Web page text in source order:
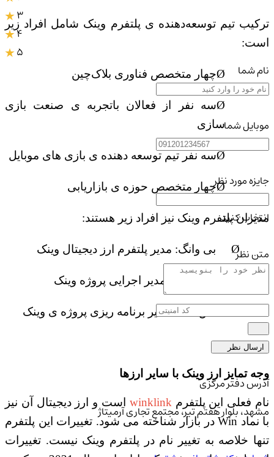
ترکیب تیم توسعه‌دهنده ی پلتفرم وینک شامل افراد زیر
است:
Øچهار متخصص فناوری بلاک‌چین
Øسه نفر از
فعالان باتجربه ی صنعت بازی‌
سازی
Øسه نفر تیم توسعه ‌دهنده ی بازی های موبایل
Øچهار متخصص حوزه ی بازاریابی
مدیران پلتفرم وینک نیز افراد زیر هستند:
Ø بی وانگ: مدیر پلتفرم ارز دیجیتال وینک
الکس یی: مدیر اجرایی پروژه وینک
اس تانگ: مدیر برنامه‌ ریزی پروژه ی وینک
وجه تمایز ارز وینک با سایر ارزها
نام فعلی این پلتفرمwinklinkاست و ارز دیجیتال آن نیز
با نمادWinدر بازار شناخته می شود. تغییرات این پلتفرم
تنها خلاصه به تغییر نام در پلتفرم وینک نیست. تغییرات
3
4
5
نام شما
موبایل شما
جایزه مورد نظر
انتخاب کنید
متن نظر
ارسال نظر
آدرس دفتر مرکزی
مشهد، بلوار هفتم تیر، مجتمع تجاری آرمیتاژ